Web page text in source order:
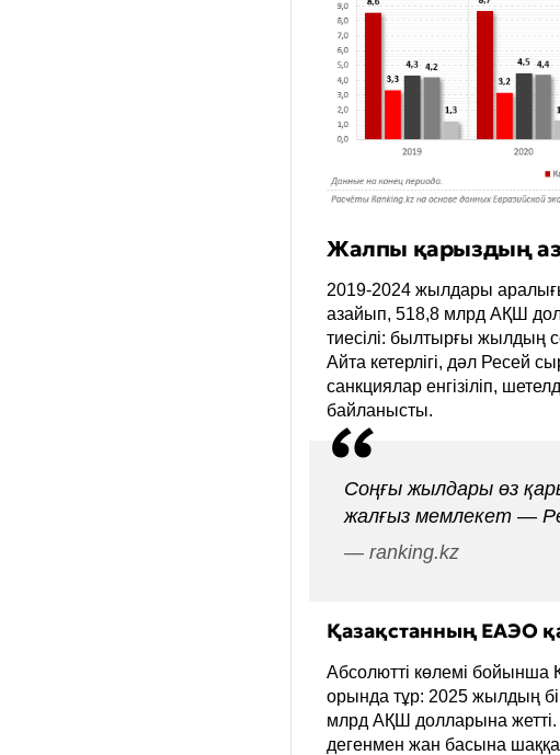
Жалпы қарыздың
2019-2024 жылдары
азайып, 518,8 млрд АҚШ
тиесілі: былтырғы жылдың
Айта кетерлігі, дәл Ресей
санкциялар енгізіліп,
байланысты.
Соңғы жылдары өз
жалғыз мемлекет —
— ranking.kz
Қазақстанның ЕАЭО
Абсолютті көлемі бойынша
орында тұр: 2025 жылдың
млрд АҚШ долларына жетті.
дегенмен жан басына